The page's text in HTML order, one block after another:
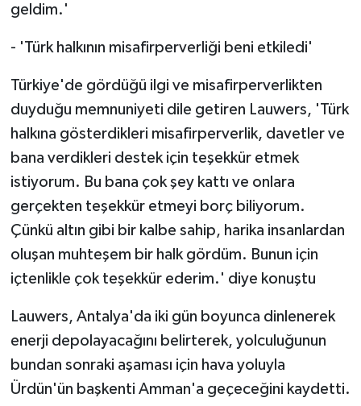
geldim.'
- 'Türk halkının misafirperverliği beni etkiledi'
Türkiye'de gördüğü ilgi ve misafirperverlikten
duyduğu memnuniyeti dile getiren Lauwers, 'Türk
halkına gösterdikleri misafirperverlik, davetler ve
bana verdikleri destek için teşekkür etmek
istiyorum. Bu bana çok şey kattı ve onlara
gerçekten teşekkür etmeyi borç biliyorum.
Çünkü altın gibi bir kalbe sahip, harika insanlardan
oluşan muhteşem bir halk gördüm. Bunun için
içtenlikle çok teşekkür ederim.' diye konuştu
Lauwers, Antalya'da iki gün boyunca dinlenerek
enerji depolayacağını belirterek, yolculuğunun
bundan sonraki aşaması için hava yoluyla
Ürdün'ün başkenti Amman'a geçeceğini kaydetti.